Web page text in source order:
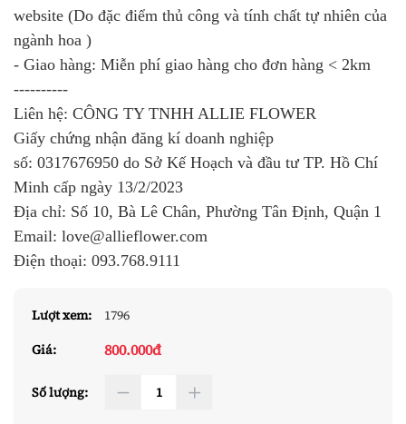
website (Do đặc điểm thủ công và tính chất tự nhiên của
ngành hoa )
- Giao hàng: Miễn phí giao hàng cho đơn hàng < 2km
----------
Liên hệ: CÔNG TY TNHH ALLIE FLOWER
Giấy chứng nhận đăng kí doanh nghiệp
số: 0317676950 do Sở Kế Hoạch và đầu tư TP. Hồ Chí
Minh cấp ngày 13/2/2023
Địa chỉ: Số 10, Bà Lê Chân, Phường Tân Định, Quận 1
Email: love@allieflower.com
Điện thoại: 093.768.9111
Lượt xem:
1796
Giá:
800.000đ
Số lượng: